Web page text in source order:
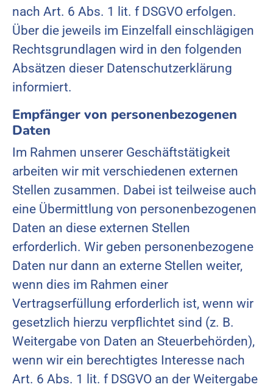
nach Art. 6 Abs. 1 lit. f DSGVO erfolgen.
Über die jeweils im Einzelfall einschlägigen
Rechtsgrundlagen wird in den folgenden
Absätzen dieser Datenschutzerklärung
informiert.
Empfänger von personenbezogenen
Daten
Im Rahmen unserer Geschäftstätigkeit
arbeiten wir mit verschiedenen externen
Stellen zusammen. Dabei ist teilweise auch
eine Übermittlung von personenbezogenen
Daten an diese externen Stellen
erforderlich. Wir geben personenbezogene
Daten nur dann an externe Stellen weiter,
wenn dies im Rahmen einer
Vertragserfüllung erforderlich ist, wenn wir
gesetzlich hierzu verpflichtet sind (z. B.
Weitergabe von Daten an Steuerbehörden),
wenn wir ein berechtigtes Interesse nach
Art. 6 Abs. 1 lit. f DSGVO an der Weitergabe